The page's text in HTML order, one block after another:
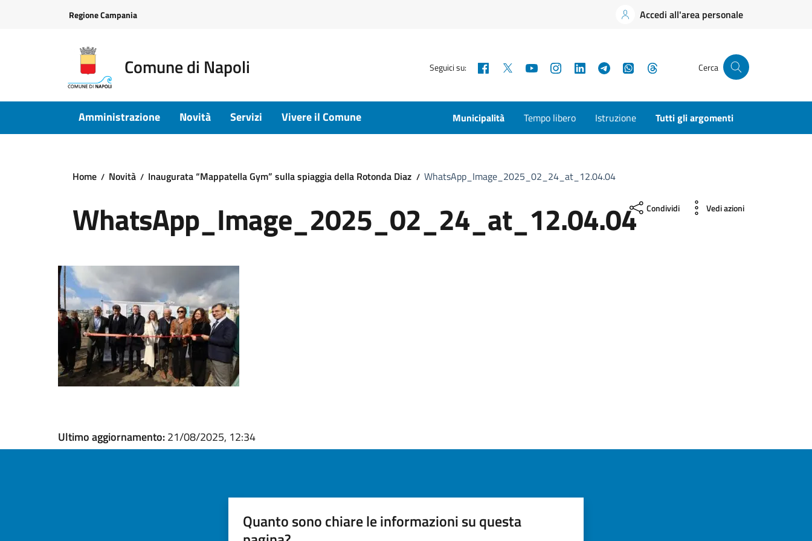
Regione Campania Accedi all'area personale
Comune di Napoli Seguici su: Facebook YouTubeInstagramLinkedInTelegramWhatsApp Cerca
Amministrazione Novità Servizi Vivere il Comune Municipalità Tempo libero Istruzione Tutti gli argomenti
Home Novità Inaugurata “Mappatella Gym” sulla spiaggia della Rotonda Diaz WhatsApp_Image_2025_02_24_at_12.04.04
WhatsApp_Image_2025_02_24_at_12.04.04 Condividi Vedi azioni
Ultimo aggiornamento:21/08/2025, 12:34
Quanto sono chiare le informazioni su questa